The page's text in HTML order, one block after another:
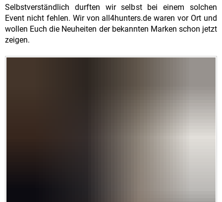
Selbstverständlich durften wir selbst bei einem solchen
Event nicht fehlen. Wir von all4hunters.de waren vor Ort und
wollen Euch die Neuheiten der bekannten Marken schon jetzt
zeigen.